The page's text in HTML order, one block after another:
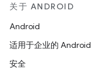
关于 ANDROID
Android
适用于企业的 Android
安全